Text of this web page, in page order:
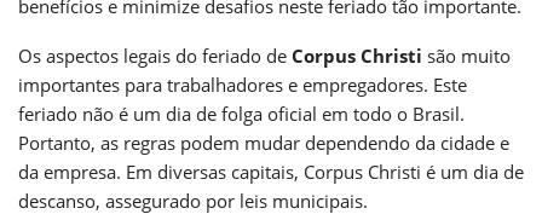
benefícios e minimize desafios neste feriado tão importante.
Os aspectos legais do feriado de Corpus Christi são muito
importantes para trabalhadores e empregadores. Este
feriado não é um dia de folga oficial em todo o Brasil.
Portanto, as regras podem mudar dependendo da cidade e
da empresa. Em diversas capitais, Corpus Christi é um dia de
descanso, assegurado por leis municipais.